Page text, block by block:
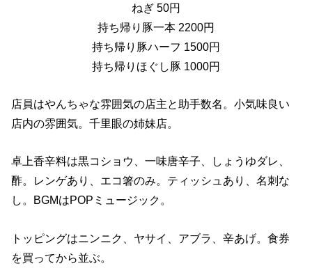
ねぎ 50円
持ち帰り豚一本 2200円
持ち帰り豚ハーフ 1500円
持ち帰りほぐし豚 1000円
店員はやんちゃな雰囲気の店主と助手数名。小気味良い
店内の雰囲気。千里眼の姉妹店。
卓上香辛料は黒コショウ、一味唐辛子、しょうゆダレ、
酢。レンゲあり、エコ箸のみ。ティッシュあり、名刺な
し。BGMはPOPミュージック。
トッピングはニンニク、ヤサイ、アブラ、辛あげ。食券
を買ってから並ぶ。